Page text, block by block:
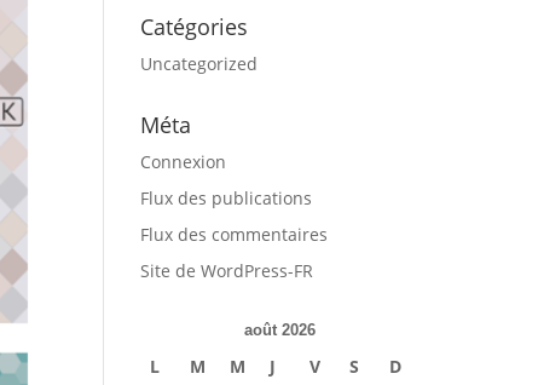
Catégories
Uncategorized
Méta
Connexion
Flux des publications
Flux des commentaires
Site de WordPress-FR
août 2026
L M M J V S D